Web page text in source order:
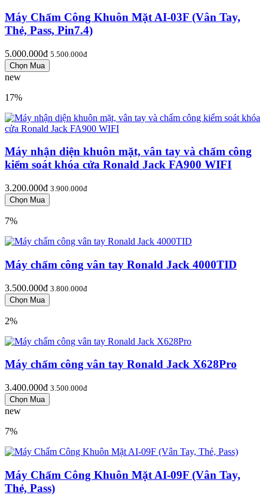
Máy Chấm Công Khuôn Mặt AI-03F (Vân Tay,
Thẻ, Pass, Pin7.4)
5.000.000đ 5.500.000đ
new
17%
Máy nhận diện khuôn mặt, vân tay và chấm công
kiểm soát khóa cửa Ronald Jack FA900 WIFI
3.200.000đ 3.900.000đ
7%
Máy chấm công vân tay Ronald Jack 4000TID
3.500.000đ 3.800.000đ
2%
Máy chấm công vân tay Ronald Jack X628Pro
3.400.000đ 3.500.000đ
new
7%
Máy Chấm Công Khuôn Mặt AI-09F (Vân Tay,
Thẻ, Pass)